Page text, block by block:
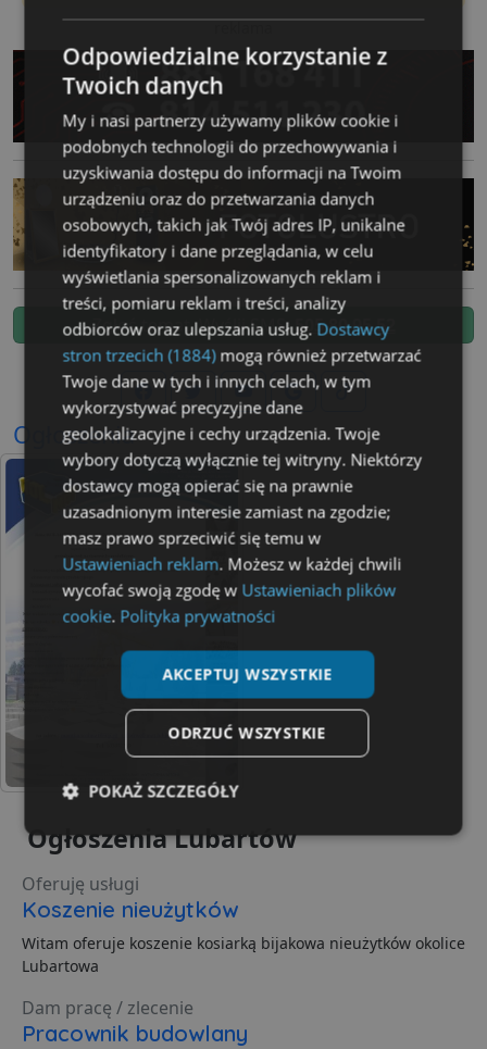
reklama
Zgłoś temat. Wyślij SMS:505 80 95 52
Ogłoszenia
Ogłoszenia Lubartów
Oferuję usługi
Koszenie nieużytków
Witam oferuje koszenie kosiarką bijakowa nieużytków okolice
Lubartowa
Dam pracę / zlecenie
Pracownik budowlany
Odpowiedzialne korzystanie z
Twoich danych
My i nasi partnerzy używamy plików cookie i
podobnych technologii do przechowywania i
uzyskiwania dostępu do informacji na Twoim
urządzeniu oraz do przetwarzania danych
osobowych, takich jak Twój adres IP, unikalne
identyfikatory i dane przeglądania, w celu
wyświetlania spersonalizowanych reklam i
treści, pomiaru reklam i treści, analizy
odbiorców oraz ulepszania usług. Dostawcy
stron trzecich (1884)mogą również przetwarzać
Twoje dane w tych i innych celach, w tym
wykorzystywać precyzyjne dane
geolokalizacyjne i cechy urządzenia. Twoje
wybory dotyczą wyłącznie tej witryny. Niektórzy
dostawcy mogą opierać się na prawnie
uzasadnionym interesie zamiast na zgodzie;
masz prawo sprzeciwić się temu w
Ustawieniach reklam. Możesz w każdej chwili
wycofać swoją zgodę w Ustawieniach plików
cookie. Polityka prywatności
AKCEPTUJ WSZYSTKIE
ODRZUĆ WSZYSTKIE
POKAŻ SZCZEGÓŁY
Niezbędne Wydajność Targetowanie
Funkcjonalność